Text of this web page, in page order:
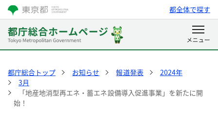
都全体で探す
都庁総合トップ お知らせ 報道発表
2024年
3月
「地産地消型再エネ・蓄エネ設備導入促進事業」を新たに開
始！